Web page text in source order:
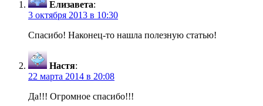
Елизавета:
3 октября 2013 в 10:30
Спасибо! Наконец-то нашла полезную статью!
Настя:
22 марта 2014 в 20:08
Да!!! Огромное спасибо!!!